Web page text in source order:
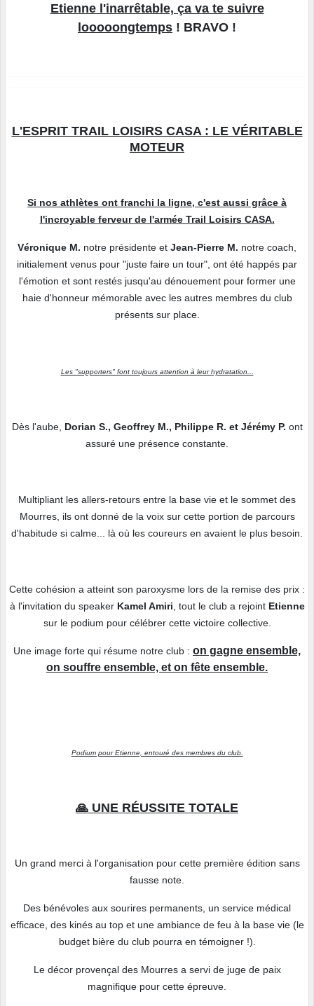
Etienne l'inarrêtable, ça va te suivre
looooongtemps ! BRAVO !
L'ESPRIT TRAIL LOISIRS CASA : LE VÉRITABLE
MOTEUR
Si nos athlètes ont franchi la ligne, c'est aussi grâce à
l'incroyable ferveur de l'armée Trail Loisirs CASA.
Véronique M. notre présidente et Jean-Pierre M. notre coach,
initialement venus pour "juste faire un tour", ont été happés par
l'émotion et sont restés jusqu'au dénouement pour former une
haie d'honneur mémorable avec les autres membres du club
présents sur place.
Les "supporters" font toujours attention à leur hydratation...
Dès l'aube, Dorian S., Geoffrey M., Philippe R. et Jérémy P. ont
assuré une présence constante.
Multipliant les allers-retours entre la base vie et le sommet des
Mourres, ils ont donné de la voix sur cette portion de parcours
d'habitude si calme... là où les coureurs en avaient le plus besoin.
Cette cohésion a atteint son paroxysme lors de la remise des prix :
à l'invitation du speaker Kamel Amiri , tout le club a rejoint Etienne
sur le podium pour célébrer cette victoire collective.
Une image forte qui résume notre club : on gagne ensemble,
on souffre ensemble, et on fête ensemble.
Podium pour Etienne, entouré des membres du club.
🙏 UNE RÉUSSITE TOTALE
Un grand merci à l'organisation pour cette première édition sans
fausse note.
Des bénévoles aux sourires permanents, un service médical
efficace, des kinés au top et une ambiance de feu à la base vie (le
budget bière du club pourra en témoigner !).
Le décor provençal des Mourres a servi de juge de paix
magnifique pour cette épreuve.